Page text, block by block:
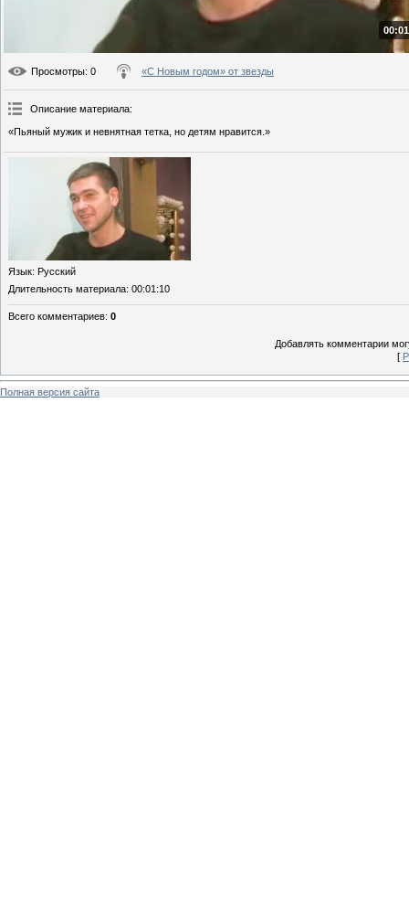
Просмотры: 0 «С Новым годом» от звезды
Описание материала:
«Пьяный мужик и невнятная тетка, но детям нравится.»
Язык: Русский
Длительность материала: 00:01:10
Всего комментариев: 0
Добавлять комментарии
[
Полная версия сайта